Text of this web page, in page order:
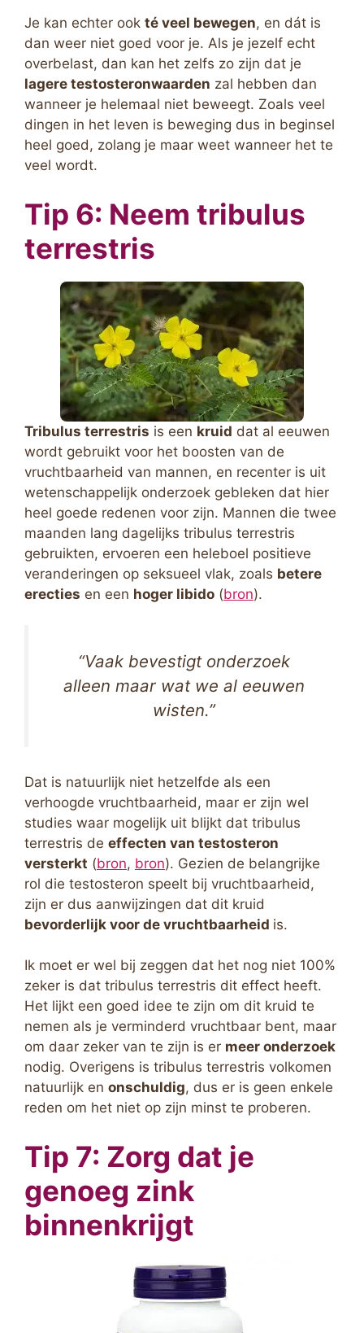
Je kan echter ook té veel bewegen, en dát is
dan weer niet goed voor je. Als je jezelf echt
overbelast, dan kan het zelfs zo zijn dat je
lagere testosteronwaarden zal hebben dan
wanneer je helemaal niet beweegt. Zoals veel
dingen in het leven is beweging dus in beginsel
heel goed, zolang je maar weet wanneer het te
veel wordt.
Tip 6: Neem tribulus
terrestris
Tribulus terrestris is een kruid dat al eeuwen
wordt gebruikt voor het boosten van de
vruchtbaarheid van mannen, en recenter is uit
wetenschappelijk onderzoek gebleken dat hier
heel goede redenen voor zijn. Mannen die twee
maanden lang dagelijks tribulus terrestris
gebruikten, ervoeren een heleboel positieve
veranderingen op seksueel vlak, zoals betere
erecties en een hoger libido (bron).
“Vaak bevestigt onderzoek
alleen maar wat we al eeuwen
wisten.”
Dat is natuurlijk niet hetzelfde als een
verhoogde vruchtbaarheid, maar er zijn wel
studies waar mogelijk uit blijkt dat tribulus
terrestris de effecten van testosteron
versterkt (bron, bron). Gezien de belangrijke
rol die testosteron speelt bij vruchtbaarheid,
zijn er dus aanwijzingen dat dit kruid
bevorderlijk voor de vruchtbaarheid is.
Ik moet er wel bij zeggen dat het nog niet 100%
zeker is dat tribulus terrestris dit effect heeft.
Het lijkt een goed idee te zijn om dit kruid te
nemen als je verminderd vruchtbaar bent, maar
om daar zeker van te zijn is er meer onderzoek
nodig. Overigens is tribulus terrestris volkomen
natuurlijk en onschuldig, dus er is geen enkele
reden om het niet op zijn minst te proberen.
Tip 7: Zorg dat je
genoeg zink
binnenkrijgt